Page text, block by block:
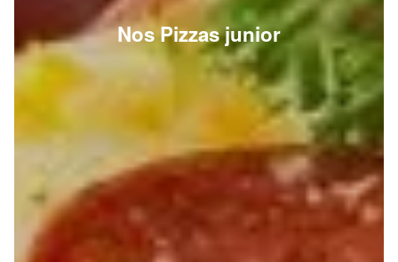
Nos Pizzas junior